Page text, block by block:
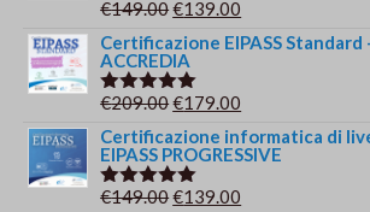
Valutato
€149.00Il
prezzo
originale
era:
€139.00
prezzo
Certificazione EIPASS
ACCREDIA
Valutato
€209.00Il
prezzo
originale
era:
€179.00
prezzo
attuale
Certificazione informatica di
EIPASS PROGRESSIVE
Valutato
€149.00Il
€139.00